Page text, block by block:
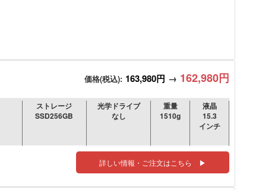
価格(税込): 163,980円 → 162,980円
ストレージ
SSD256GB
光学ドライブ
なし
重量
1510g
液晶
15.3
インチ
詳しい情報・ご注文はこちら ▶